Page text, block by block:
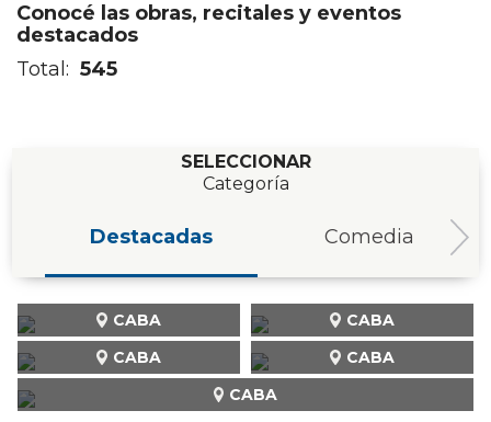
Conocé las obras, recitales y eventos
destacados
Total: 545
SELECCIONAR
Categoría
Destacadas Comedia
CABA
CABA
CABA
CABA
CABA